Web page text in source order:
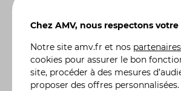
freins et de la batterie après
pas de vidange, de courroie ou
remplacer régulièrement.
Chez AMV, nous respectons
Notre site amv.fr et nos partenaires
cookies pour assurer le bon
site, procéder à des mesures
proposer des offres